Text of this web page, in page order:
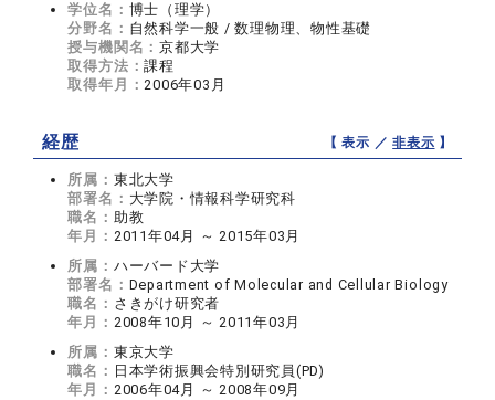
学位名： 博士（理学）
分野名： 自然科学一般 / 数理物理、物性基礎
授与機関名：京都大学
取得方法：課程
取得年月：2006年03月
経歴 【 表示 ／非表示 】
所属： 東北大学
部署名： 大学院・情報科学研究科
職名： 助教
年月： 2011年04月 ～ 2015年03月
所属： ハーバード大学
部署名： Department of Molecular and Cellular Biology
職名： さきがけ研究者
年月： 2008年10月 ～ 2011年03月
所属： 東京大学
職名： 日本学術振興会特別研究員(PD)
年月： 2006年04月 ～ 2008年09月